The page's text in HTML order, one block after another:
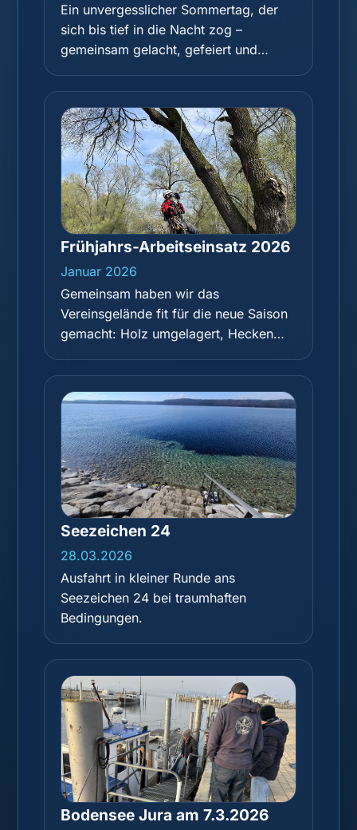
Ein unvergesslicher Sommertag, der
sich bis tief in die Nacht zog –
gemeinsam gelacht, gefeiert und
gehabt.
Frühjahrs-Arbeitseinsatz 2026
Januar 2026
Gemeinsam haben wir das
Vereinsgelände fit für die neue Saison
gemacht: Holz umgelagert, Hecken
abgesägt, die Hütte ausgeräumt, Laub
gerecht und das restliche Holz
aufgearbeitet. Vielen Dank an alle, die
mit angepackt haben – zur Belohnung
gab es Pizza und Getränke!
Seezeichen 24
28.03.2026
Ausfahrt in kleiner Runde ans
Seezeichen 24 bei traumhaften
Bedingungen.
Bodensee Jura am 7.3.2026